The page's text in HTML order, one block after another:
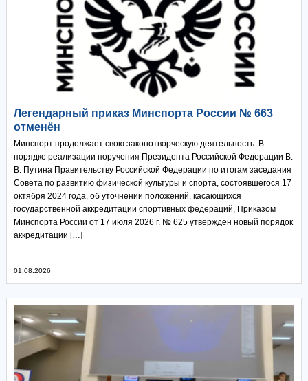
Легендарный приказ Минспорта России № 663
отменён
Минспорт продолжает свою законотворческую деятельность. В
порядке реализации поручения Президента Российской Федерации В.
В. Путина Правительству Российской Федерации по итогам заседания
Совета по развитию физической культуры и спорта, состоявшегося 17
октября 2024 года, об уточнении положений, касающихся
государственной аккредитации спортивных федераций, Приказом
Минспорта России от 17 июля 2026 г. № 625 утвержден новый порядок
аккредитации […]
01.08.2026